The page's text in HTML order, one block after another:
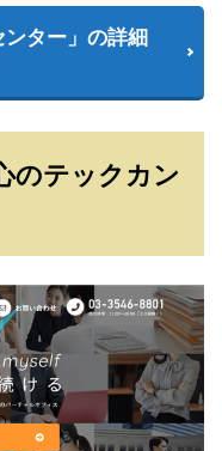
ンター」の詳細
のテックカン